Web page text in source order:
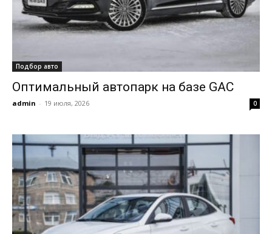
Подбор авто
Оптимальный автопарк на базе GAC
admin - 19 июля, 2026 0